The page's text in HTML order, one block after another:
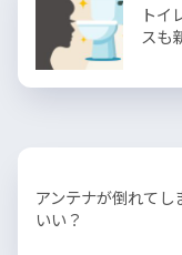
トイ
スも
アンテナが倒れてし
いい？